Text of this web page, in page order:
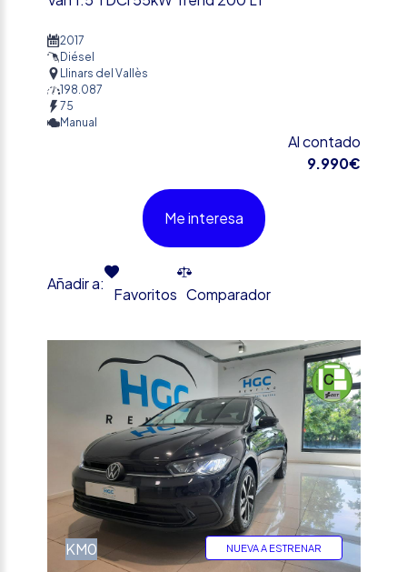
2017
Diésel
Llinars del Vallès
198.087
75
Manual
Al contado
9.990€
Me interesa
Añadir a:
Favoritos Comparador
KM0 NUEVA A ESTRENAR